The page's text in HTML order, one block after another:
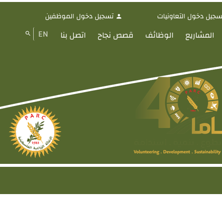
دخول التعاونيات person تسجيل دخول الموظفين
المشاريع الوظائف قصص نجاح اتصل بنا EN
search